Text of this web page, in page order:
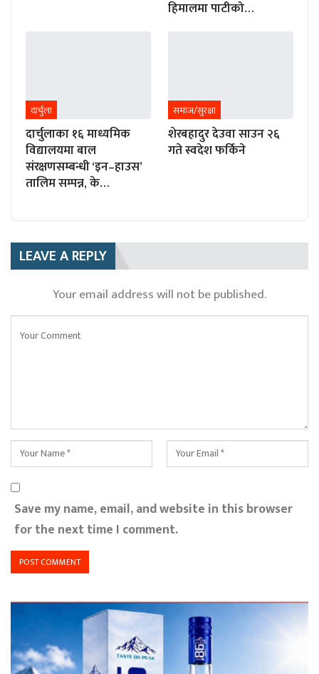
हिमालमा पाटीको…
दार्चुला
दार्चुलाका १६ माध्यमिक
विद्यालयमा बाल
संरक्षणसम्बन्धी ‘इन–हाउस’
तालिम सम्पन्न, के…
समाज/सुरक्षा
शेरबहादुर देउवा साउन २६
गते स्वदेश फर्किने
LEAVE A REPLY
Your email address will not be published.
Save my name, email, and website in this browser
for the next time I comment.